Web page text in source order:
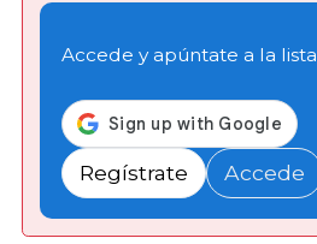
Accede y apúntate a la lista
Regístrate Accede